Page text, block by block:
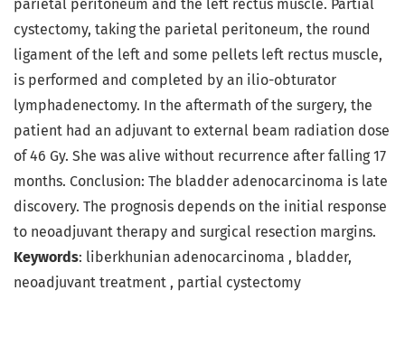
parietal peritoneum and the left rectus muscle. Partial
cystectomy, taking the parietal peritoneum, the round
ligament of the left and some pellets left rectus muscle,
is performed and completed by an ilio-obturator
lymphadenectomy. In the aftermath of the surgery, the
patient had an adjuvant to external beam radiation dose
of 46 Gy. She was alive without recurrence after falling 17
months. Conclusion: The bladder adenocarcinoma is late
discovery. The prognosis depends on the initial response
to neoadjuvant therapy and surgical resection margins.
Keywords: liberkhunian adenocarcinoma , bladder,
neoadjuvant treatment , partial cystectomy